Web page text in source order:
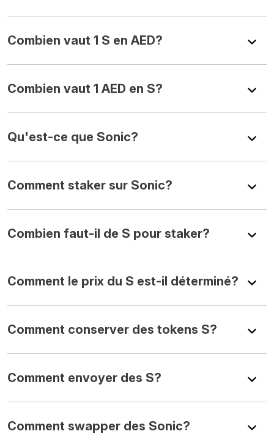
Combien vaut 1 S en AED?
Combien vaut 1 AED en S?
Qu'est-ce que Sonic?
Comment staker sur Sonic?
Combien faut-il de S pour staker?
Comment le prix du S est-il déterminé?
Comment conserver des tokens S?
Comment envoyer des S?
Comment swapper des Sonic?